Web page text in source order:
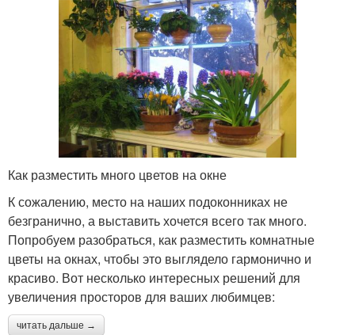
Как разместить много цветов на окне
К сожалению, место на наших подоконниках не
безгранично, а выставить хочется всего так много.
Попробуем разобраться, как разместить комнатные
цветы на окнах, чтобы это выглядело гармонично и
красиво. Вот несколько интересных решений для
увеличения просторов для ваших любимцев:
читать дальше →